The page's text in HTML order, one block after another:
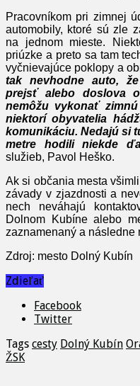
Pracovníkom pri zimnej
automobily, ktoré sú zle
na jednom mieste.
priúzke a preto sa tam
vyčnievajúce poklopy a
tak nevhodne auto,
prejsť alebo doslova
nemôžu vykonať
niektorí obyvatelia
komunikáciu. Nedajú si
metre hodili niekde
služieb, Pavol Heško.
Ak si občania mesta
závady v zjazdnosti a
nech neváhajú
Dolnom Kubíne alebo
zaznamenaný a následne
Zdroj: mesto Dolný Kubín
Zdieľať
Facebook
Twitter
Tags cesty Dolný Kubín
ŽSK